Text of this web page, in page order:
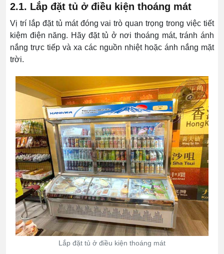
2.1. Lắp đặt tủ ở điều kiện thoáng mát
Vị trí lắp đặt tủ mát đóng vai trò quan trọng trong việc tiết
kiệm điện năng. Hãy đặt tủ ở nơi thoáng mát, tránh ánh
nắng trực tiếp và xa các nguồn nhiệt hoặc ánh nắng mặt
trời.
Lắp đặt tủ ở điều kiện thoáng mát